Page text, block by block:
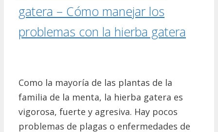
gatera – Cómo manejar los
problemas con la hierba gatera
Como la mayoría de las plantas de la
familia de la menta, la hierba gatera es
vigorosa, fuerte y agresiva. Hay pocos
problemas de plagas o enfermedades de